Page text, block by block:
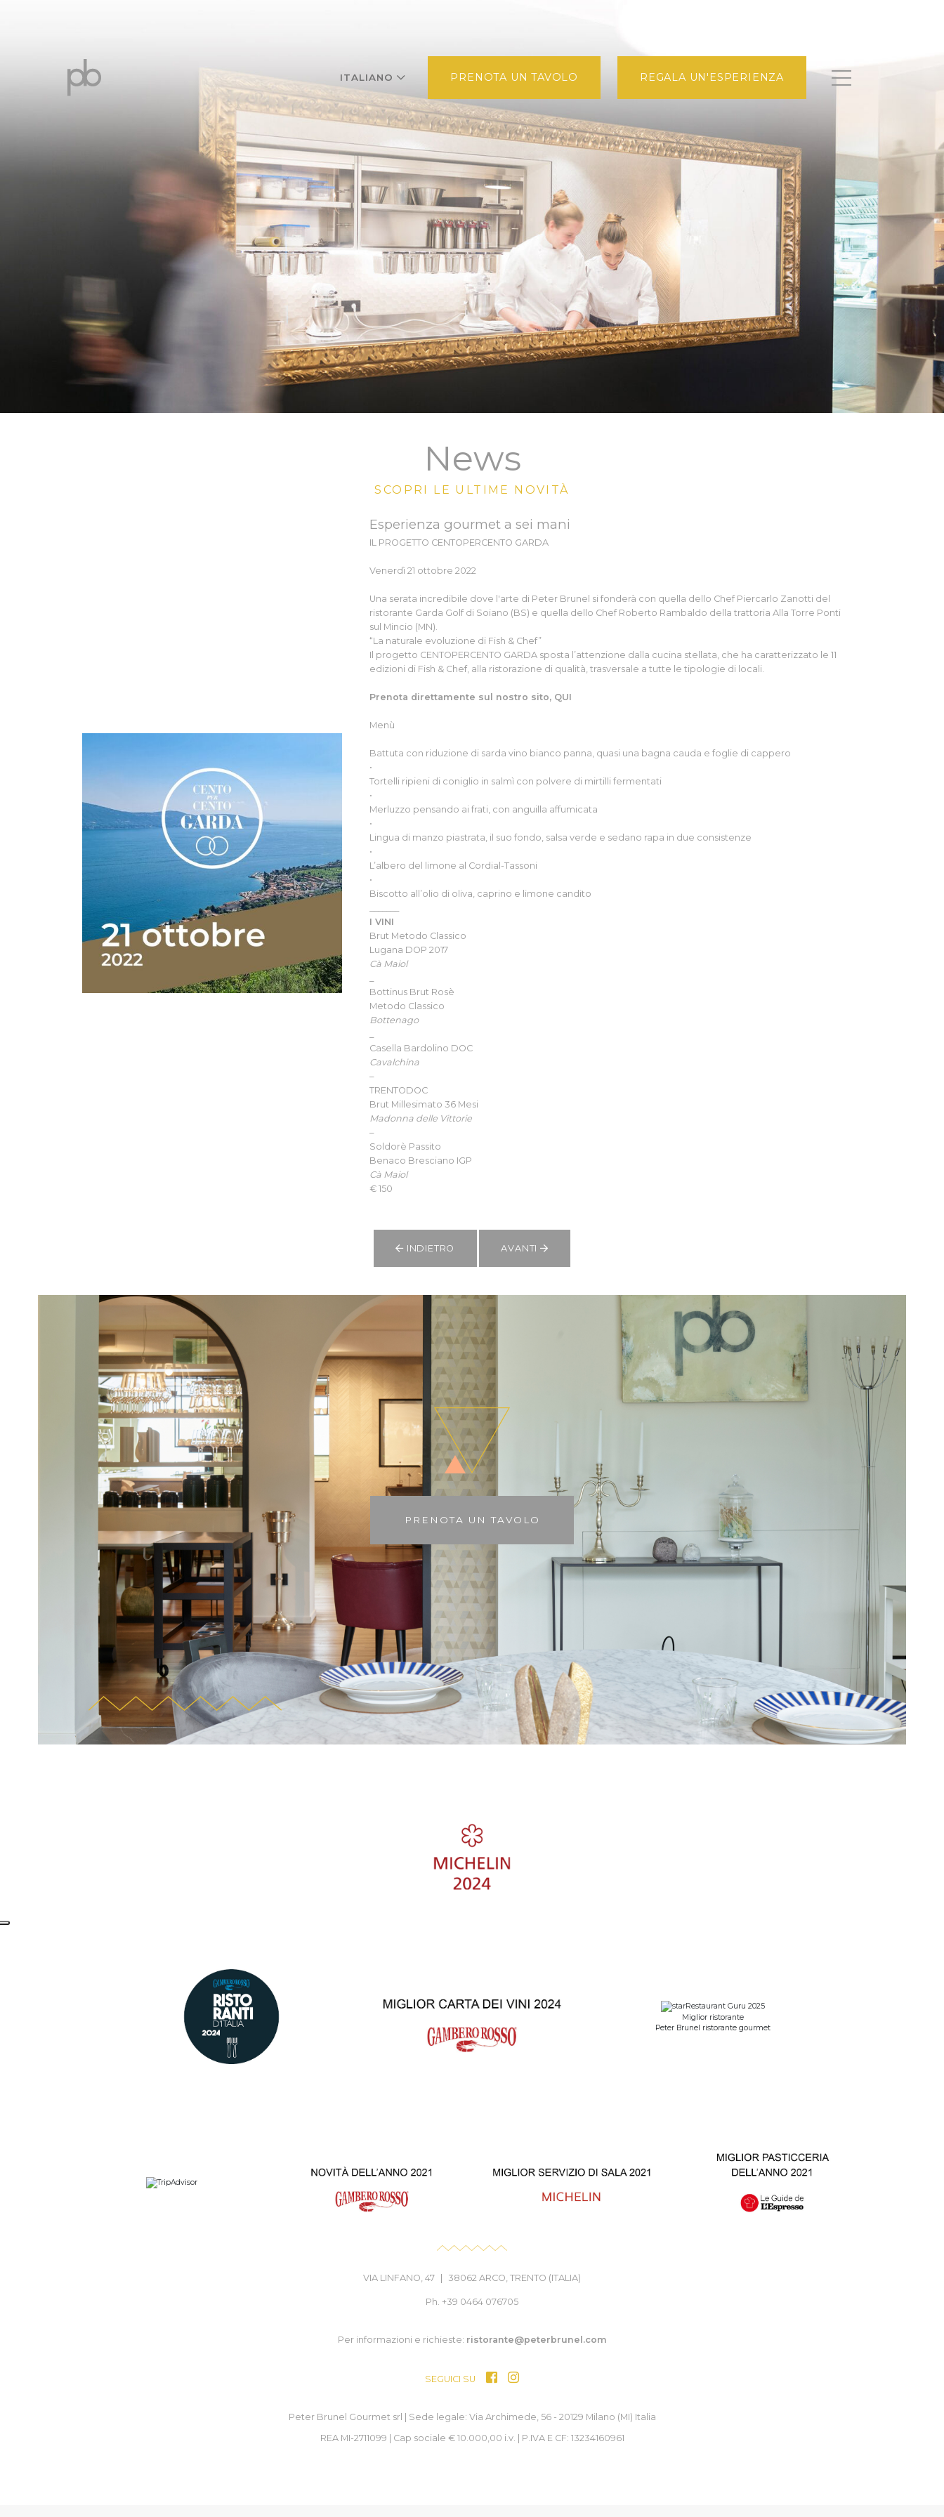
ITALIANO PRENOTA UN TAVOLO REGALA UN'ESPERIENZA
News
SCOPRI LE ULTIME NOVITÀ
Esperienza gourmet a sei mani
IL PROGETTO CENTOPERCENTO GARDA
Venerdì 21 ottobre 2022
Una serata incredibile dove l'arte di Peter Brunel si fonderà con quella dello Chef Piercarlo Zanotti del
ristorante Garda Golf di Soiano (BS) e quella dello Chef Roberto Rambaldo della trattoria Alla Torre Ponti
sul Mincio (MN).
“La naturale evoluzione di Fish & Chef”
Il progetto CENTOPERCENTO GARDA sposta l’attenzione dalla cucina stellata, che ha caratterizzato le 11
edizioni di Fish & Chef, alla ristorazione di qualità, trasversale a tutte le tipologie di locali.
Prenota direttamente sul nostro sito, QUI
Menù
Battuta con riduzione di sarda vino bianco panna, quasi una bagna cauda e foglie di cappero
•
Tortelli ripieni di coniglio in salmì con polvere di mirtilli fermentati
•
Merluzzo pensando ai frati, con anguilla affumicata
•
Lingua di manzo piastrata, il suo fondo, salsa verde e sedano rapa in due consistenze
•
L’albero del limone al Cordial-Tassoni
•
Biscotto all’olio di oliva, caprino e limone candito
I VINI
Brut Metodo Classico
Lugana DOP 2017
Cà Maiol
Bottinus Brut Rosè
Metodo Classico
Bottenago
Casella Bardolino DOC
Cavalchina
–
TRENTODOC
Brut Millesimato 36 Mesi
Madonna delle Vittorie
–
Soldorè Passito
Benaco Bresciano IGP
Cà Maiol
€ 150
INDIETRO AVANTI
PRENOTA UN TAVOLO
Restaurant Guru 2025
Miglior ristorante
Peter Brunel ristorante gourmet
VIA LINFANO, 47 38062 ARCO, TRENTO (ITALIA)
Ph. +39 0464 076705
Per informazioni e richieste: ristorante@peterbrunel.com
SEGUICI SU
Peter Brunel Gourmet srl | Sede legale: Via Archimede, 56 - 20129 Milano (MI) Italia
REA MI-2711099 | Cap sociale € 10.000,00 i.v. | P.IVA E CF: 13234160961